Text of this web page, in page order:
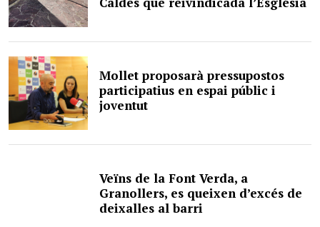
Mollet proposarà pressupostos
participatius en espai públic i
joventut
Veïns de la Font Verda, a
Granollers, es queixen d’excés de
deixalles al barri